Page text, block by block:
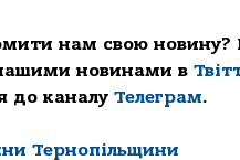
нам свою новину?
новинами в
до каналу Телеграм.
Тернопільщини